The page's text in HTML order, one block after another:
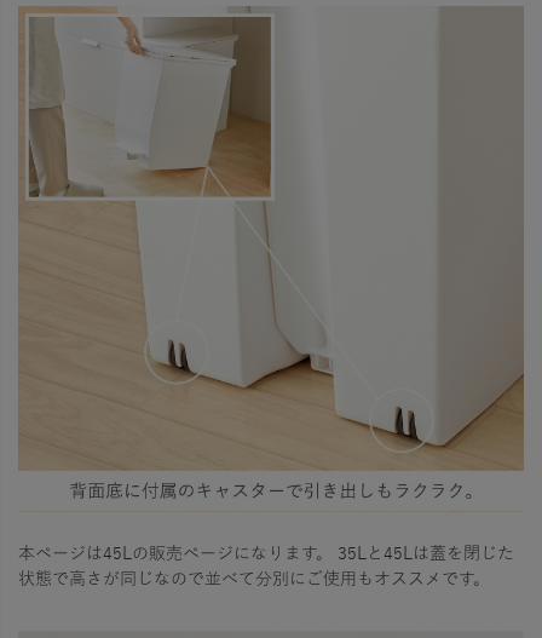
本ページは45Lの販売ページになります。 35Lと45Lは蓋を閉じた
状態で高さが同じなので並べて分別にご使用もオススメです。